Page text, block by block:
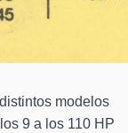
modelos
9 a los 110 HP